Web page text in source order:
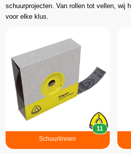
schuurprojecten. Van rollen tot vellen, wij
voor elke klus.
Schuurlinnen
11